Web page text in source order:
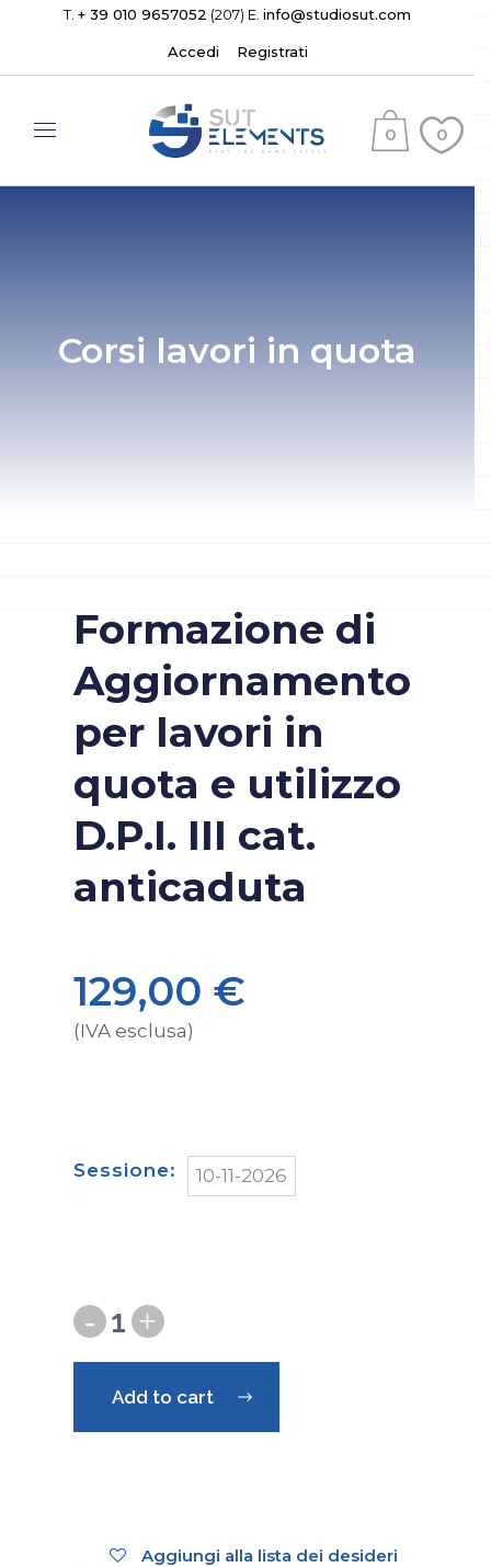
T. + 39 010 9657052 (207) E. info@studiosut.com
Accedi Registrati
0 0
Corsi lavori in quota
Formazione di
Aggiornamento
per lavori in
quota e utilizzo
D.P.I. III cat.
anticaduta
129,00 €
(IVA esclusa)
Sessione 10-11-2026
Add to cart
Aggiungi alla lista dei desideri